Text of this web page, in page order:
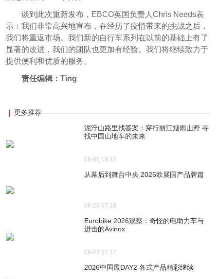
谈到此次重新发布，EBCO英国负责人Chris Needs表
示：我们非常高兴地宣布，在经历了疫情带来的挑战之后，
我们将重返市场。我们新的自行车系列在以前的基础上有了
显著的改进，我们的团队也更加有经验。我们将继续致力于
提供便利和优质的服务。
责任编辑：Ting
更多推荐
泥泞山路里找答案：穿行丽江烟雨山野 寻
找中国山地车的未来
08-05 19:32
从幕后到舞台中央 2026欧展国产品牌篇
06-28 07:10
Eurobike 2026观察：奇怪的电助力车与
进击的Avinox
06-27 07:12
2026中国展DAY2 各式产品精彩继续